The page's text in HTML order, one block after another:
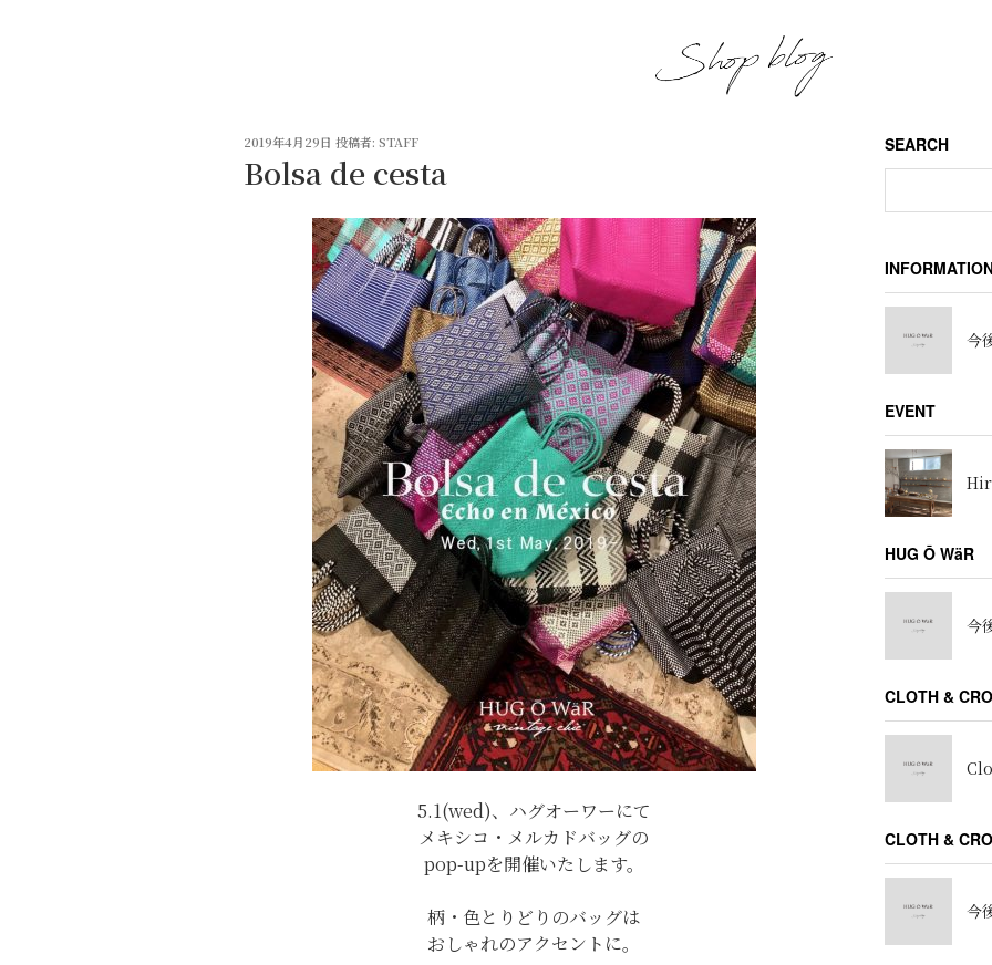
投
日:
2019年4月29日 投稿者: STAFF
Bolsa de cesta
5.1(wed)、ハグオーワーにて
メキシコ・メルカドバッグの
pop-upを開催いたします。
柄・色とりどりのバッグは
おしゃれのアクセントに。
SEARCH
今
EVENT
HUG Ō WäR
今
CLOTH &
CLOTH &
今